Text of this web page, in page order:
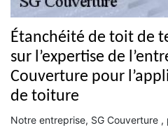
Étanchéité de toit de
sur l’expertise de
Couverture pour
de toiture
Notre entreprise, SG Couverture